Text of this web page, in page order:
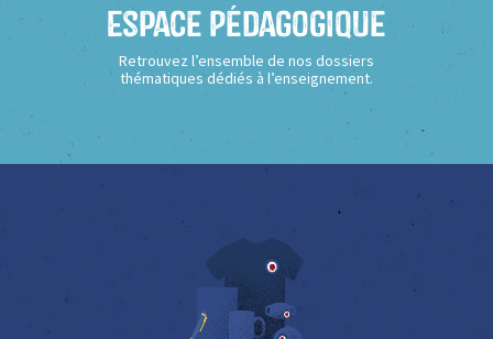
Espace Pédagogique
Retrouvez l’ensemble de nos dossiers
thématiques dédiés à l’enseignement.